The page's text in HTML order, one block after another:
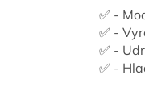
✅ -
✅ -
✅ -
✅ -